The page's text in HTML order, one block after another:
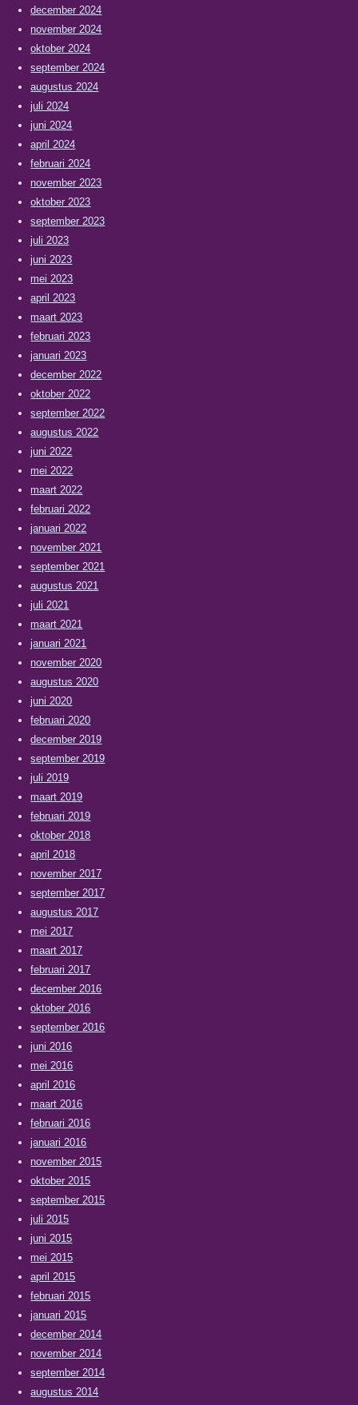
december 2024
november 2024
oktober 2024
september 2024
augustus 2024
juli 2024
juni 2024
april 2024
februari 2024
november 2023
oktober 2023
september 2023
juli 2023
juni 2023
mei 2023
april 2023
maart 2023
februari 2023
januari 2023
december 2022
oktober 2022
september 2022
augustus 2022
juni 2022
mei 2022
maart 2022
februari 2022
januari 2022
november 2021
september 2021
augustus 2021
juli 2021
maart 2021
januari 2021
november 2020
augustus 2020
juni 2020
februari 2020
december 2019
september 2019
juli 2019
maart 2019
februari 2019
oktober 2018
april 2018
november 2017
september 2017
augustus 2017
mei 2017
maart 2017
februari 2017
december 2016
oktober 2016
september 2016
juni 2016
mei 2016
april 2016
maart 2016
februari 2016
januari 2016
november 2015
oktober 2015
september 2015
juli 2015
juni 2015
mei 2015
april 2015
februari 2015
januari 2015
december 2014
november 2014
september 2014
augustus 2014